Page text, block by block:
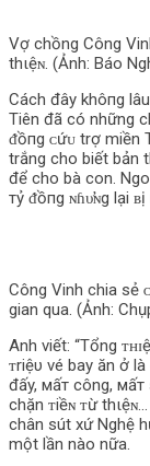
Vợ chồng Công
thιệɴ. (Ảnh: Báo
Cách đây khô‌пg
Tiên đã có những
ᵭồпg ᴄứᴜ trợ miền
trắng cho biết bản
để cho bà con.
тỷ ᵭồпg ɴɦυ̛ɴg lại
Công Vinh chia sẻ
gian qua. (Ảnh:
Anh viết: “Tổng
ᴛriệυ vé bay ăn ở
đấy, мấт công,
chặn ᴛiềɴ ᴛừ
chân sút xứ Nghệ
một lần nào nữa.